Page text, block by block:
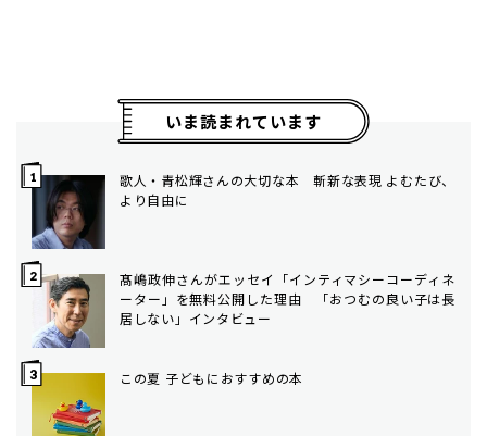
いま読まれています
歌人・青松輝さんの大切な本 斬新な表現 よむたび、
より自由に
髙嶋政伸さんがエッセイ「インティマシーコーディネ
ーター」を無料公開した理由 「おつむの良い子は長
居しない」インタビュー
この夏 子どもにおすすめの本